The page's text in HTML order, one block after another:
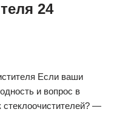
24
Если ваши
и вопрос в
стеклоочистителей? —